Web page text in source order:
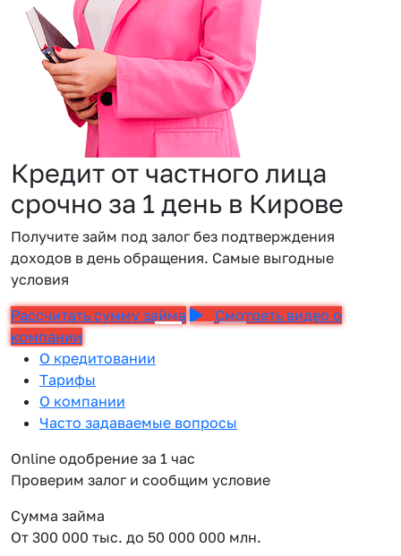
Кредит от частного лица
срочно за 1 день в Кирове
Получите займ под залог без подтверждения
доходов в день обращения. Самые выгодные
условия
Рассчитать сумму займа
Смотреть видео о
компании
О кредитовании
Тарифы
О компании
Часто задаваемые вопросы
Online одобрение за 1 час
Проверим залог и сообщим условие
Сумма займа
От 300 000 тыс. до 50 000 000 млн.